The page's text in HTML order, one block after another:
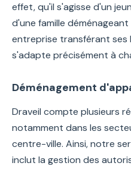
effet, qu'il s'agisse d'un
d'une famille
entreprise transférant ses
s'adapte précisément à
Déménagement
Draveil compte plusieurs
notamment dans les
centre-ville. Ainsi, notre
inclut la gestion des